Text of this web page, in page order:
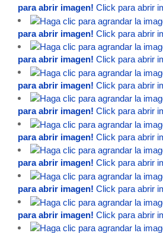
para abrir imagen! Click para abrir
para abrir imagen! Click para abrir
para abrir imagen! Click para abrir
para abrir imagen! Click para abrir
para abrir imagen! Click para abrir
para abrir imagen! Click para abrir
para abrir imagen! Click para abrir
para abrir imagen! Click para abrir
para abrir imagen! Click para abrir